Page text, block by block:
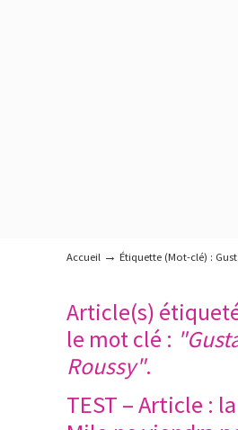
Accueil → Étiquette (Mot-clé) :
Article(s)
le mot clé :
Roussy".
TEST – Article :